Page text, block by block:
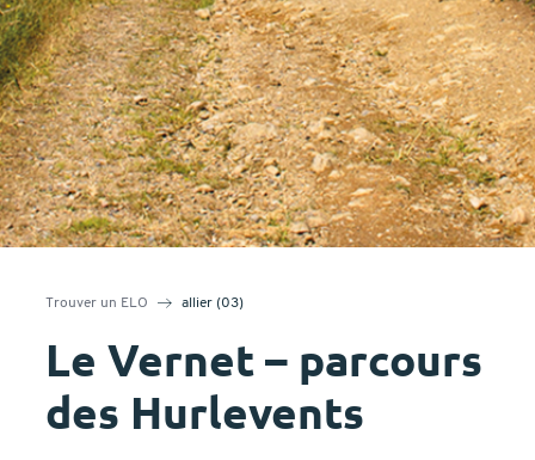
Trouver un ELO allier (03)
Le Vernet – parcours
des Hurlevents